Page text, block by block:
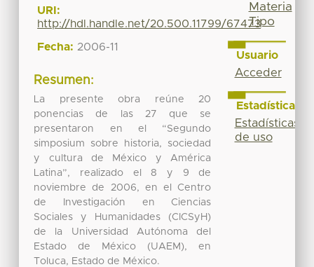
URI:
http://hdl.handle.net/20.500.11799/67473
Fecha: 2006-11
Resumen:
La presente obra reúne 20
ponencias de las 27 que se
presentaron en el “Segundo
simposium sobre historia, sociedad
y cultura de México y América
Latina”, realizado el 8 y 9 de
noviembre de 2006, en el Centro
de Investigación en Ciencias
Sociales y Humanidades (CICSyH)
de la Universidad Autónoma del
Estado de México (UAEM), en
Toluca, Estado de México.
Materia
Tipo
Usuario
Acceder
Estadísticas
Estadísticas
de uso